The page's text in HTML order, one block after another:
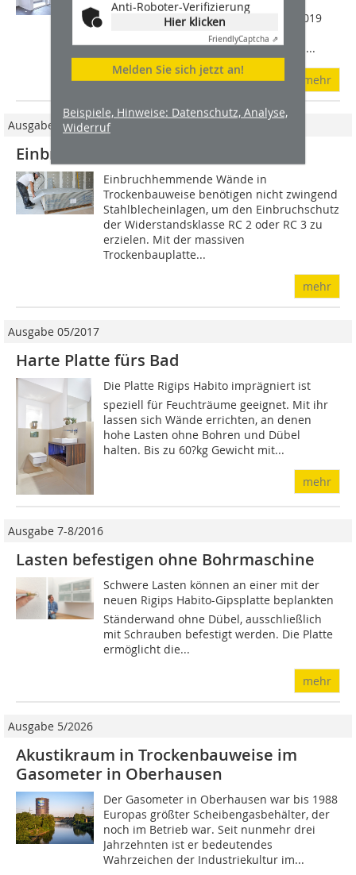
Anti-Roboter-Verifizierung
Hier klicken
FriendlyCaptcha ⇗
Melden Sie sich jetzt an!
Beispiele, Hinweise: Datenschutz, Analyse,
Widerruf
Rohbauarbeiten haben im Frühjahr 2019
begonnen, im Spätherbst konnten die
ersten Mieter ihre neuen Wohnungen...
mehr
Ausgabe 12/2022
Einbruchhemmende Wände
Einbruchhemmende Wände in
Trockenbauweise benötigen nicht zwingend
Stahlblecheinlagen, um den Einbruchschutz
der Wider­stands­klasse RC 2 oder RC 3 zu
erzielen. Mit der massiven
Trockenbauplatte...
mehr
Ausgabe 05/2017
Harte Platte fürs Bad
Die Platte Rigips Habito imprägniert ist
speziell für Feuchträume geeignet. Mit ihr
lassen sich Wände errichten, an denen
hohe Lasten ohne Bohren und Dübel
halten. Bis zu 60?kg Gewicht mit...
mehr
Ausgabe 7-8/2016
Lasten befestigen ohne Bohrmaschine
Schwere Lasten können an einer mit der
neuen Rigips Habito-Gipsplatte beplankten
Stän­der­wand ohne Dübel, aus­schließlich
mit Schrauben befestigt werden. Die Platte
ermöglicht die...
mehr
Ausgabe 5/2026
Akustikraum in Trockenbauweise im
Gasometer in Oberhausen
Der Gasometer in Oberhausen war bis 1988
Europas größter Scheibengasbehälter, der
noch im Betrieb war. Seit nunmehr drei
Jahrzehnten ist er bedeutendes
Wahrzeichen der Industriekultur im...